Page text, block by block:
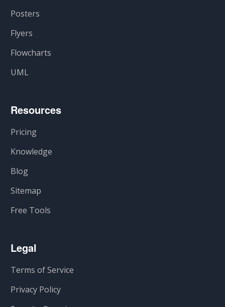
Posters
Flyers
Flowcharts
UML
Resources
Pricing
Knowledge
Blog
Sitemap
Free Tools
Legal
Terms of Service
Privacy Policy